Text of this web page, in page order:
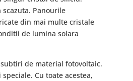
Panourile
din mai multe cristale
de lumina solara
de material fotovoltaic.
Cu toate acestea,